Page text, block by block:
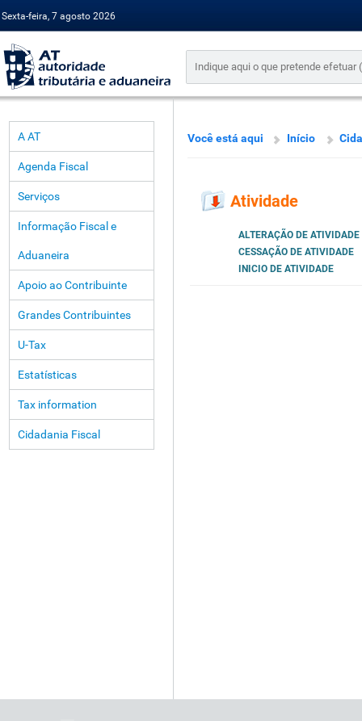
Sexta-feira, 7 agosto 2026
A AT
Agenda Fiscal
Serviços
Informação Fiscal e
Aduaneira
Apoio ao Contribuinte
Grandes Contribuintes
U-Tax
Estatísticas
Tax information
Cidadania Fiscal
Você está aqui Início
Atividade
ALTERAÇÃO DE ATIVIDADE
CESSAÇÃO DE ATIVIDADE
INICIO DE ATIVIDADE